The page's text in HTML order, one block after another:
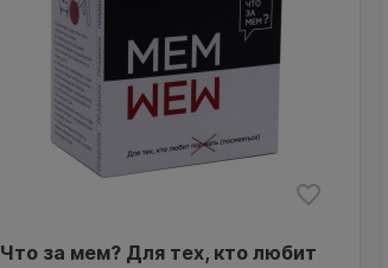
Что за мем? Для тех, кто любит